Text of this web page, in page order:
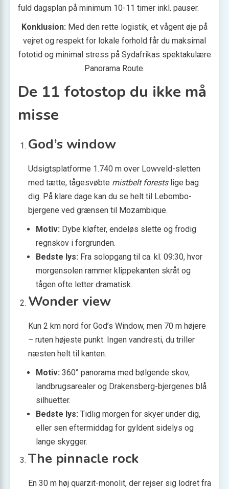
fuld dagsplan på minimum 10-11 timer inkl. pauser.
Konklusion: Med den rette logistik, et vågent øje på
vejret og respekt for lokale forhold får du maksimal
fototid og minimal stress på Sydafrikas spektakulære
Panorama Route.
De 11 fotostop du ikke må
misse
God’s window
Udsigtsplatforme 1.740 m over Lowveld-sletten
med tætte, tågesvøbte mistbelt forestslige bag
dig. På klare dage kan du se helt til Lebombo-
bjergene ved grænsen til Mozambique.
Motiv: Dybe kløfter, endeløs slette og frodig
regnskov i forgrunden.
Bedste lys: Fra solopgang til ca. kl. 09:30, hvor
morgensolen rammer klippekanten skråt og
tågen ofte letter dramatisk.
Wonder view
Kun 2 km nord for God’s Window, men 70 m højere
– ruten højeste punkt. Ingen vandresti, du triller
næsten helt til kanten.
Motiv: 360° panorama med bølgende skov,
landbrugs­arealer og Drakensberg-bjergenes blå
silhuetter.
Bedste lys: Tidlig morgen for skyer under dig,
eller sen eftermiddag for gyldent sidelys og
lange skygger.
The pinnacle rock
En 30 m høj quarzit-monolit, der rejser sig lodret fra